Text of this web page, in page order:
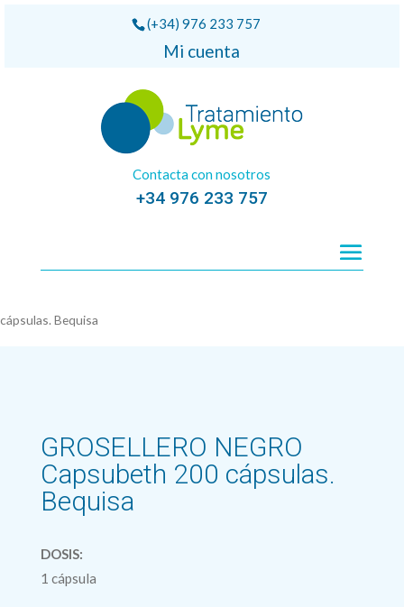
(+34) 976 233 757
Mi cuenta
Contacta con nosotros
+34 976 233 757
cápsulas. Bequisa
GROSELLERO NEGRO
Capsubeth 200 cápsulas.
Bequisa
DOSIS:
1 cápsula